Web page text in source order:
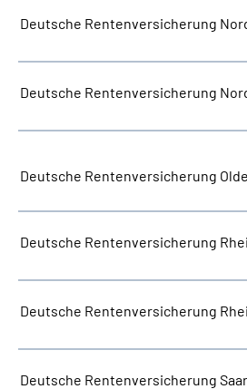
Deutsche Rentenversicherung
Deutsche Rentenversicherung
Deutsche Rentenversicherung
Deutsche Rentenversicherung
Deutsche Rentenversicherung
Deutsche Rentenversicherung